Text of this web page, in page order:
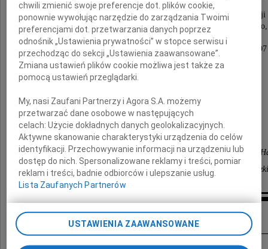
Dwukrotny dziekan Wydziału Prawa i
wieloletni kierownik Katedry Prawa Cywilnego,
adwokat w latach 1954 1965
oraz sędzia Trybunału Konstytucyjnego w latach
Wyrazy głębokiego współczucia kierujemy
do Córki, Zięcia i Wnucząt
uczniowie
z Katedr Prawa Cywilnego oraz Prawa Gospodarczego i
Wydziału Prawa i Administracji Uniwersytetu
Inne kondolencje
chwili zmienić swoje preferencje dot. plików cookie,
ponownie wywołując narzędzie do zarządzania Twoimi
preferencjami dot. przetwarzania danych poprzez
odnośnik „Ustawienia prywatności” w stopce serwisu i
przechodząc do sekcji „Ustawienia zaawansowane”.
Zmiana ustawień plików cookie możliwa jest także za
pomocą ustawień przeglądarki.
My, nasi Zaufani Partnerzy i Agora S.A. możemy
przetwarzać dane osobowe w następujących
celach:Użycie dokładnych danych geolokalizacyjnych.
Aktywne skanowanie charakterystyki urządzenia do celów
identyfikacji. Przechowywanie informacji na urządzeniu lub
dostęp do nich. Spersonalizowane reklamy i treści, pomiar
reklam i treści, badnie odbiorców i ulepszanie usług.
Lista Zaufanych Partnerów
USTAWIENIA ZAAWANSOWANE